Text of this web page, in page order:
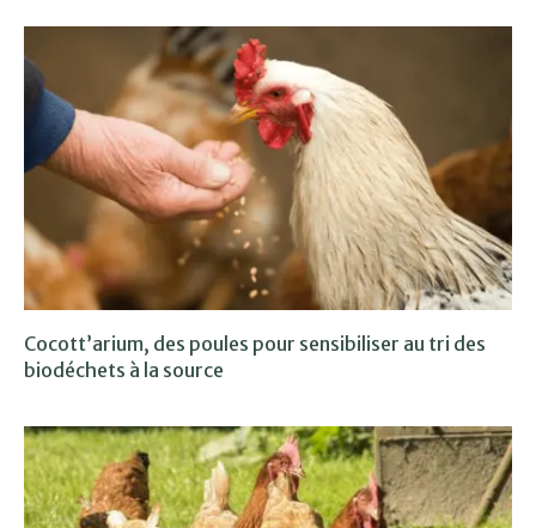
Cocott’arium, des poules pour sensibiliser au tri des
biodéchets à la source